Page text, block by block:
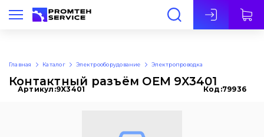
Рус
Главная Каталог Электрооборудование Электропроводка
Контактный разъём OEM 9X3401
Артикул:9X3401 Код:79936